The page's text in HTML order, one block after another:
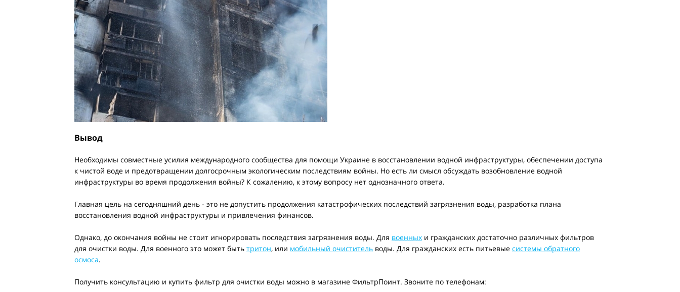
Вывод
Необходимы совместные усилия международного сообщества для помощи Украине в восстановлении водной инфраструктуры, обеспечении доступа
к чистой воде и предотвращении долгосрочным экологическим последствиям войны. Но есть ли смысл обсуждать возобновление водной
инфраструктуры во время продолжения войны? К сожалению, к этому вопросу нет однозначного ответа.
Главная цель на сегодняшний день - это не допустить продолжения катастрофических последствий загрязнения воды, разработка плана
восстановления водной инфраструктуры и привлечения финансов.
Однако, до окончания войны не стоит игнорировать последствия загрязнения воды. Для военных и гражданских достаточно различных фильтров
для очистки воды. Для военного это может быть тритон, или мобильный очиститель воды. Для гражданских есть питьевые системы обратного
осмоса.
Получить консультацию и купить фильтр для очистки воды можно в магазине ФильтрПоинт. Звоните по телефонам: